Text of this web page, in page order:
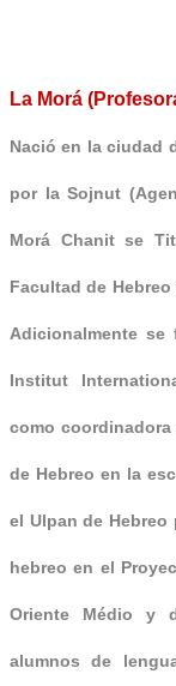
La Morá
Nació en la ciudad
por la Sojnut
Morá Chanit se
Facultad de
Adicionalmente se
Institut
como
de Hebreo en la
el Ulpan de Hebreo
hebreo en el
Oriente Médio y
alumnos de